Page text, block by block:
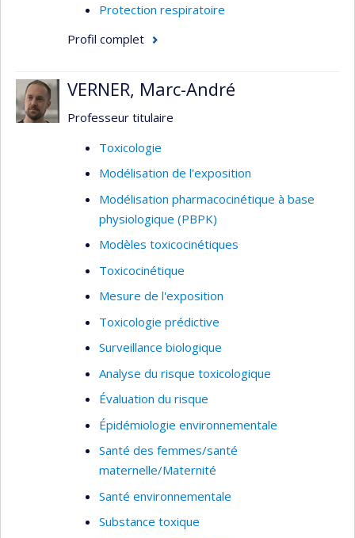
Protection respiratoire
Profil complet
VERNER, Marc-André
Professeur titulaire
Toxicologie
Modélisation de l'exposition
Modélisation pharmacocinétique à base
physiologique (PBPK)
Modèles toxicocinétiques
Toxicocinétique
Mesure de l'exposition
Toxicologie prédictive
Surveillance biologique
Analyse du risque toxicologique
Évaluation du risque
Épidémiologie environnementale
Santé des femmes/santé
maternelle/Maternité
Santé environnementale
Substance toxique